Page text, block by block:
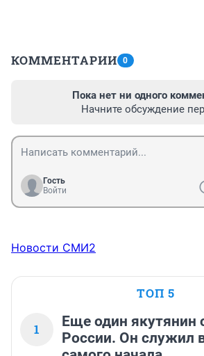
КОММЕНТАРИИ 0
Пока нет ни одного
Начните обсуждение
Гость
Войти
Новости СМИ2
ТОП 5
1
Еще один якутянин
России. Он служил